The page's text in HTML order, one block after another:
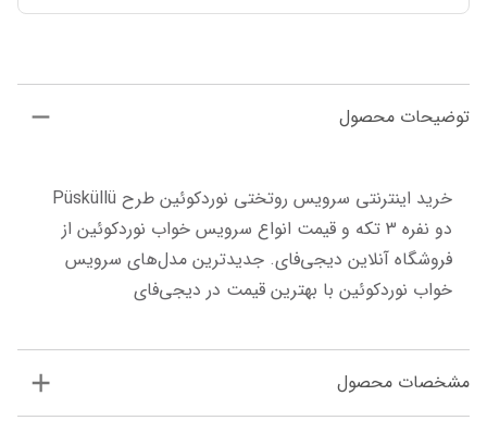
توضیحات محصول
خواب نوردکوئین با بهترین قیمت در دیجی‌فای
مشخصات محصول